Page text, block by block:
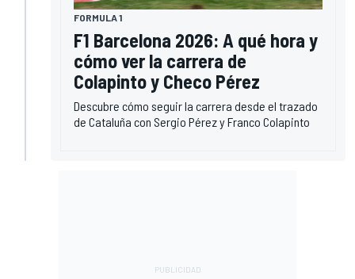
FORMULA 1
F1 Barcelona 2026: A qué hora y
cómo ver la carrera de
Colapinto y Checo Pérez
Descubre cómo seguir la carrera desde el trazado
de Cataluña con Sergio Pérez y Franco Colapinto